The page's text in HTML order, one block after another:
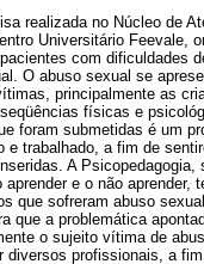
realizada no Núcleo de
Universitário Feevale,
com dificuldades
O abuso sexual se
principalmente as
físicas e
foram submetidas é um
e trabalhado, a fim de
A Psicopedagogia,
e o não aprender,
que sofreram abuso
que a problemática
o sujeito vítima de
diversos profissionais, a